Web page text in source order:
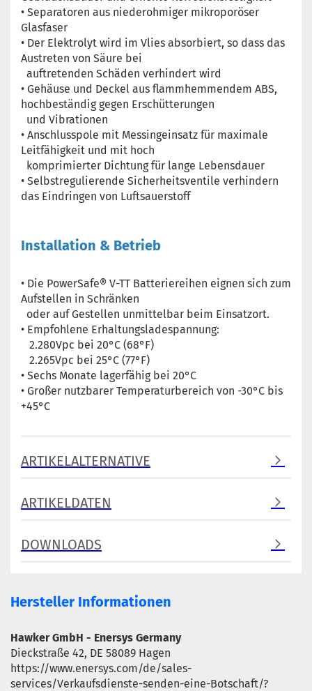
• Separatoren aus niederohmiger mikroporöser
Glasfaser
• Der Elektrolyt wird im Vlies absorbiert, so dass das
Austreten von Säure bei
auftretenden Schäden verhindert wird
• Gehäuse und Deckel aus flammhemmendem ABS,
hochbeständig gegen Erschütterungen
und Vibrationen
• Anschlusspole mit Messingeinsatz für maximale
Leitfähigkeit und mit hoch
komprimierter Dichtung für lange Lebensdauer
• Selbstregulierende Sicherheitsventile verhindern
das Eindringen von Luftsauerstoff
Installation & Betrieb
• Die PowerSafe® V-TT Batteriereihen eignen sich zum
Aufstellen in Schränken
oder auf Gestellen unmittelbar beim Einsatzort.
• Empfohlene Erhaltungsladespannung:
2.280Vpc bei 20°C (68°F)
2.265Vpc bei 25°C (77°F)
• Sechs Monate lagerfähig bei 20°C
• Großer nutzbarer Temperaturbereich von -30°C bis
+45°C
ARTIKELALTERNATIVE
ARTIKELDATEN
DOWNLOADS
Hersteller Informationen
Hawker GmbH - Enersys Germany
Dieckstraße 42, DE 58089 Hagen
https://www.enersys.com/de/sales-
services/Verkaufsdienste-senden-eine-Botschaft/?